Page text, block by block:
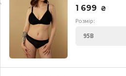
1 699
₴
Розмір: